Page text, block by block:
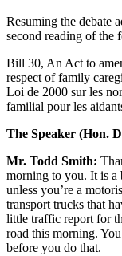
Resuming the debate
second reading of the
Bill 30, An Act to
respect of family
Loi de 2000 sur les
familial pour les
The Speaker (Hon.
Mr. Todd Smith:
morning to you. It is a
unless you’re a
transport trucks that
little traffic report for
road this morning.
before you do that.